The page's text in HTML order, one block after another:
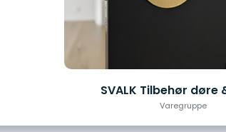
SVALK Tilbehør døre
Varegruppe